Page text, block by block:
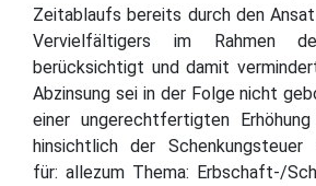
Zeitablaufs bereits durch den
Vervielfältigers im Rahmen
berücksichtigt und damit
Abzinsung sei in der Folge nicht
einer ungerechtfertigten
hinsichtlich der Schenkungsteuer
für: allezum Thema: Erbschaft-/